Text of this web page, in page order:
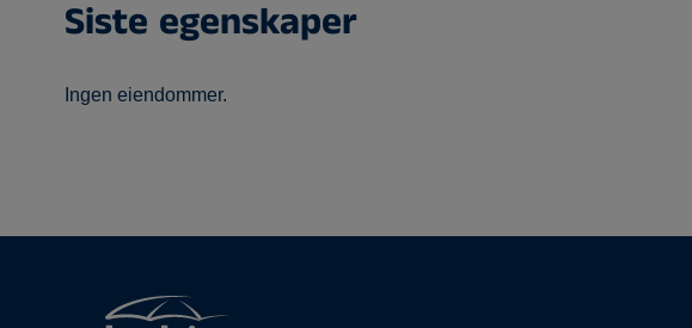
Siste egenskaper
Ingen eiendommer.